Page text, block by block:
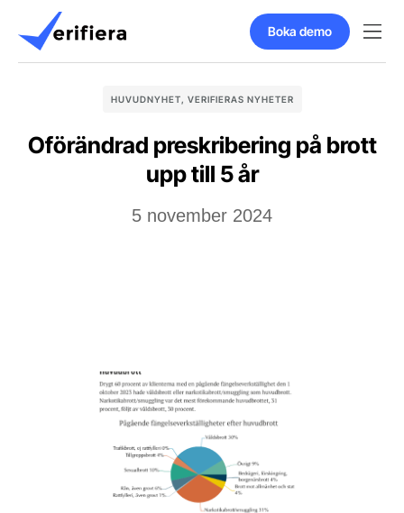
Boka demo
HUVUDNYHET, VERIFIERAS NYHETER
Oförändrad preskribering på brott
upp till 5 år
5 november 2024